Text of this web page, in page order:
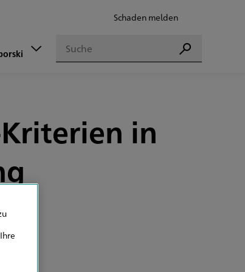
Schaden melden
Suchen
Suchen
in